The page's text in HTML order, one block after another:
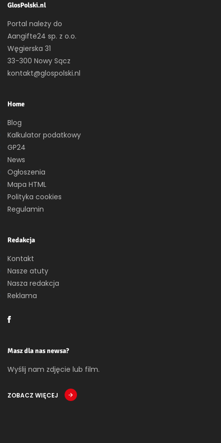
GlosPolski.nl
Portal należy do
Aangifte24 sp. z o.o.
Węgierska 31
33-300 Nowy Sącz
kontakt@glospolski.nl
Home
Blog
Kalkulator podatkowy
GP24
News
Ogłoszenia
Mapa HTML
Polityka cookies
Regulamin
Redakcja
Kontakt
Nasze atuty
Nasza redakcja
Reklama
Masz dla nas newsa?
Wyślij nam zdjęcie lub film.
ZOBACZ WIĘCEJ